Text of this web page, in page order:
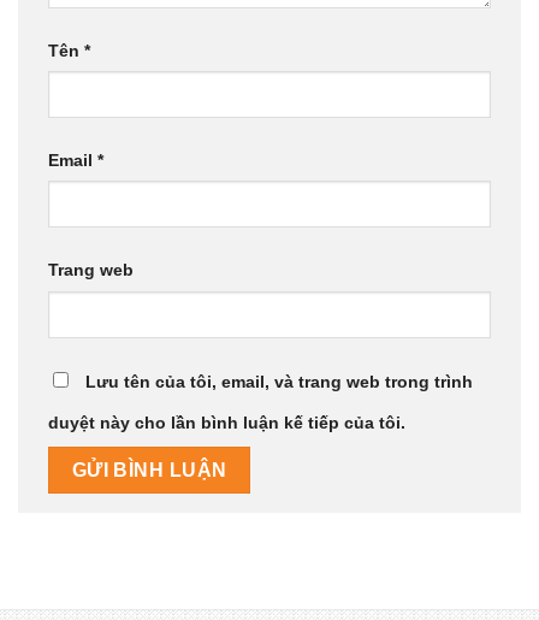
Tên *
Email *
Trang web
Lưu tên của tôi, email, và trang web trong trình
duyệt này cho lần bình luận kế tiếp của tôi.